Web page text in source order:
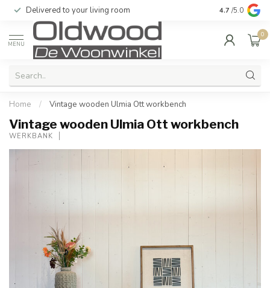
Delivered to your living room Quality &
4.7 /5.0
MENU
0
Home / Vintage wooden Ulmia Ott workbench
Vintage wooden Ulmia Ott workbench
WERKBANK